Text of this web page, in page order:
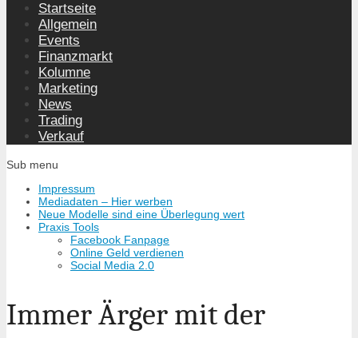
Startseite
Allgemein
Events
Finanzmarkt
Kolumne
Marketing
News
Trading
Verkauf
Sub menu
Impressum
Mediadaten – Hier werben
Neue Modelle sind eine Überlegung wert
Praxis Tools
Facebook Fanpage
Online Geld verdienen
Social Media 2.0
Immer Ärger mit der